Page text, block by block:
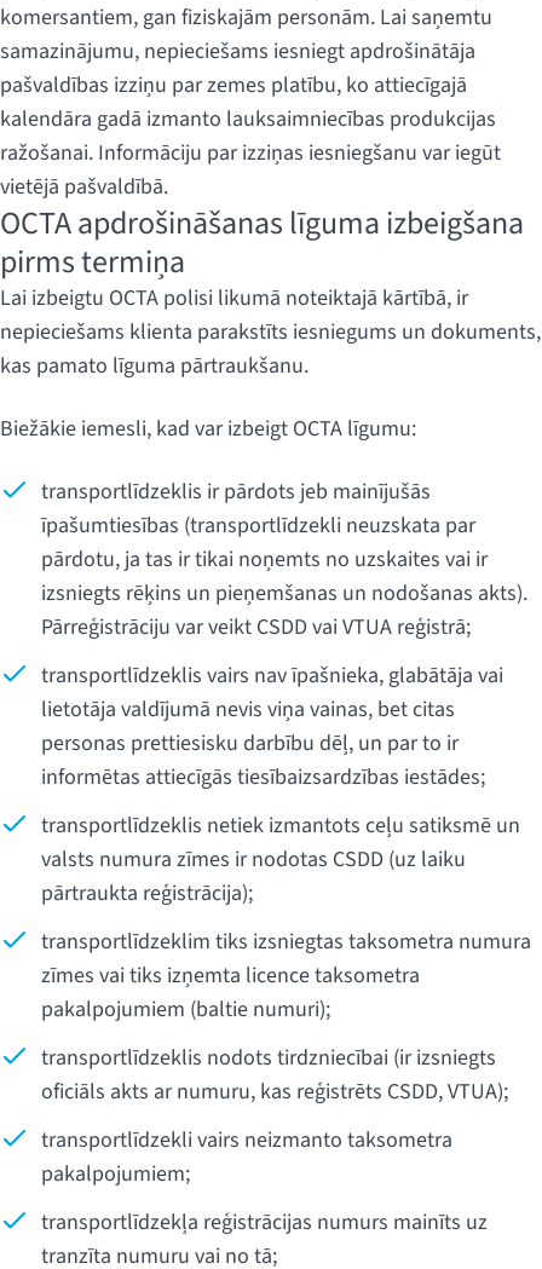
komersantiem, gan fiziskajām personām. Lai saņemtu
samazinājumu, nepieciešams iesniegt apdrošinātāja
pašvaldības izziņu par zemes platību, ko attiecīgajā
kalendāra gadā izmanto lauksaimniecības produkcijas
ražošanai. Informāciju par izziņas iesniegšanu var iegūt
vietējā pašvaldībā.
OCTA apdrošināšanas līguma izbeigšana
pirms termiņa
Lai izbeigtu OCTA polisi likumā noteiktajā kārtībā, ir
nepieciešams klienta parakstīts iesniegums un dokuments,
kas pamato līguma pārtraukšanu.
Biežākie iemesli, kad var izbeigt OCTA līgumu:
transportlīdzeklis ir pārdots jeb mainījušās
īpašumtiesības (transportlīdzekli neuzskata par
pārdotu, ja tas ir tikai noņemts no uzskaites vai ir
izsniegts rēķins un pieņemšanas un nodošanas akts).
Pārreģistrāciju var veikt CSDD vai VTUA reģistrā;
transportlīdzeklis vairs nav īpašnieka, glabātāja vai
lietotāja valdījumā nevis viņa vainas, bet citas
personas prettiesisku darbību dēļ, un par to ir
informētas attiecīgās tiesībaizsardzības iestādes;
transportlīdzeklis netiek izmantots ceļu satiksmē un
valsts numura zīmes ir nodotas CSDD (uz laiku
pārtraukta reģistrācija);
transportlīdzeklim tiks izsniegtas taksometra numura
zīmes vai tiks izņemta licence taksometra
pakalpojumiem (baltie numuri);
transportlīdzeklis nodots tirdzniecībai (ir izsniegts
oficiāls akts ar numuru, kas reģistrēts CSDD, VTUA);
transportlīdzekli vairs neizmanto taksometra
pakalpojumiem;
transportlīdzekļa reģistrācijas numurs mainīts uz
tranzīta numuru vai no tā;